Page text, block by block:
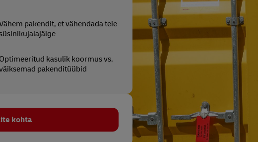
pakendit, et vähendada teie
Optimeeritud kasulik koormus vs.
pakenditüübid
kohta